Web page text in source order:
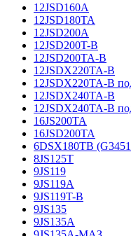
12JSD160A
12JSD180TA
12JSD200A
12JSD200T-B
12JSD200TA-B
12JSDX220TA-B
12JSDX220TA-B
12JSDX240TA-B
12JSDX240TA-B
16JS200TA
16JSD200TA
6DSX180TB
8JS125T
9JS119
9JS119A
9JS119T-B
9JS135
9JS135A